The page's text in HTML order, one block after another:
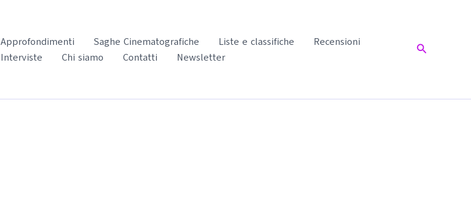
Approfondimenti Saghe Cinematografiche Liste e classifiche
Recensioni
Interviste Chi siamo Contatti Newsletter
Cerca